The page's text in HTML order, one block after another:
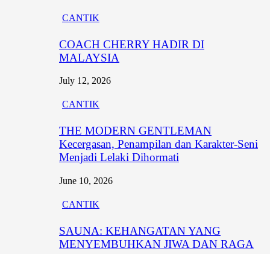
CANTIK
COACH CHERRY HADIR DI
MALAYSIA
July 12, 2026
CANTIK
THE MODERN GENTLEMAN
Kecergasan, Penampilan dan Karakter-Seni
Menjadi Lelaki Dihormati
June 10, 2026
CANTIK
SAUNA: KEHANGATAN YANG
MENYEMBUHKAN JIWA DAN RAGA